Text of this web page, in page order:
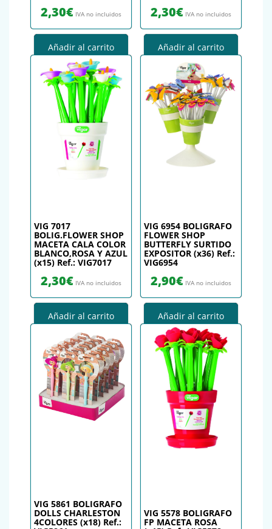
2,30€ IVA no incluidos
Añadir al carrito
2,30€ IVA no incluidos
Añadir al carrito
VIG 7017
BOLIG.FLOWER SHOP
MACETA CALA COLOR
BLANCO,ROSA Y AZUL
(x15) Ref.: VIG7017
2,30€ IVA no incluidos
Añadir al carrito
VIG 6954 BOLIGRAFO
FLOWER SHOP
BUTTERFLY SURTIDO
EXPOSITOR (x36) Ref.:
VIG6954
2,90€ IVA no incluidos
Añadir al carrito
VIG 5861 BOLIGRAFO
DOLLS CHARLESTON
4COLORES (x18) Ref.:
VIG 5578 BOLIGRAFO
FP MACETA ROSA